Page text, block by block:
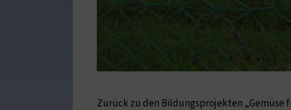
Zurück zu den Bildungsprojekten